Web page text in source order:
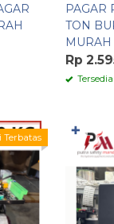
PAGAR
TON
MURAH
Rp
Tersedia
Terbatas ✚